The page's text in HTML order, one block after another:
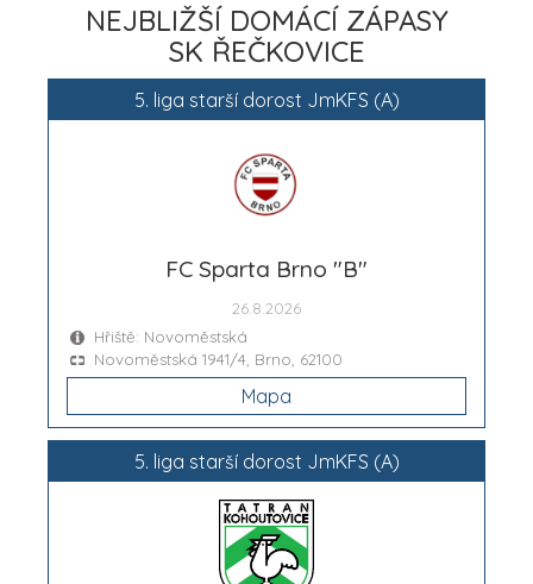
NEJBLIŽŠÍ DOMÁCÍ ZÁPASY
SK ŘEČKOVICE
5. liga starší dorost JmKFS (A)
FC Sparta Brno "B"
26.8.2026
Hřiště: Novoměstská
Novoměstská 1941/4, Brno, 62100
Mapa
5. liga starší dorost JmKFS (A)